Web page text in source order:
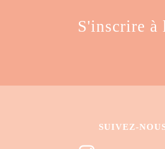
S'inscrire à
SUIVEZ-